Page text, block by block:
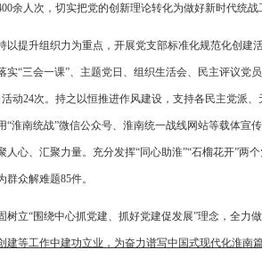
余人次，切实把党的创新理论转化为做好新时代统战
以提升组织力为重点，开展党支部标准化规范化创建
“三会一课”、主题党日、组织生活会、民主评议党
动24次。持之以恒推进作风建设，支持各民主党派、
淮南统战”微信公众号、淮南统一战线网站等载体宣
心、汇聚力量。充分发挥“同心助淮”“石榴花开”两
众解难题85件。
立“围绕中心抓党建、抓好党建促发展”理念，全力
建等工作中建功立业，为奋力谱写中国式现代化淮南